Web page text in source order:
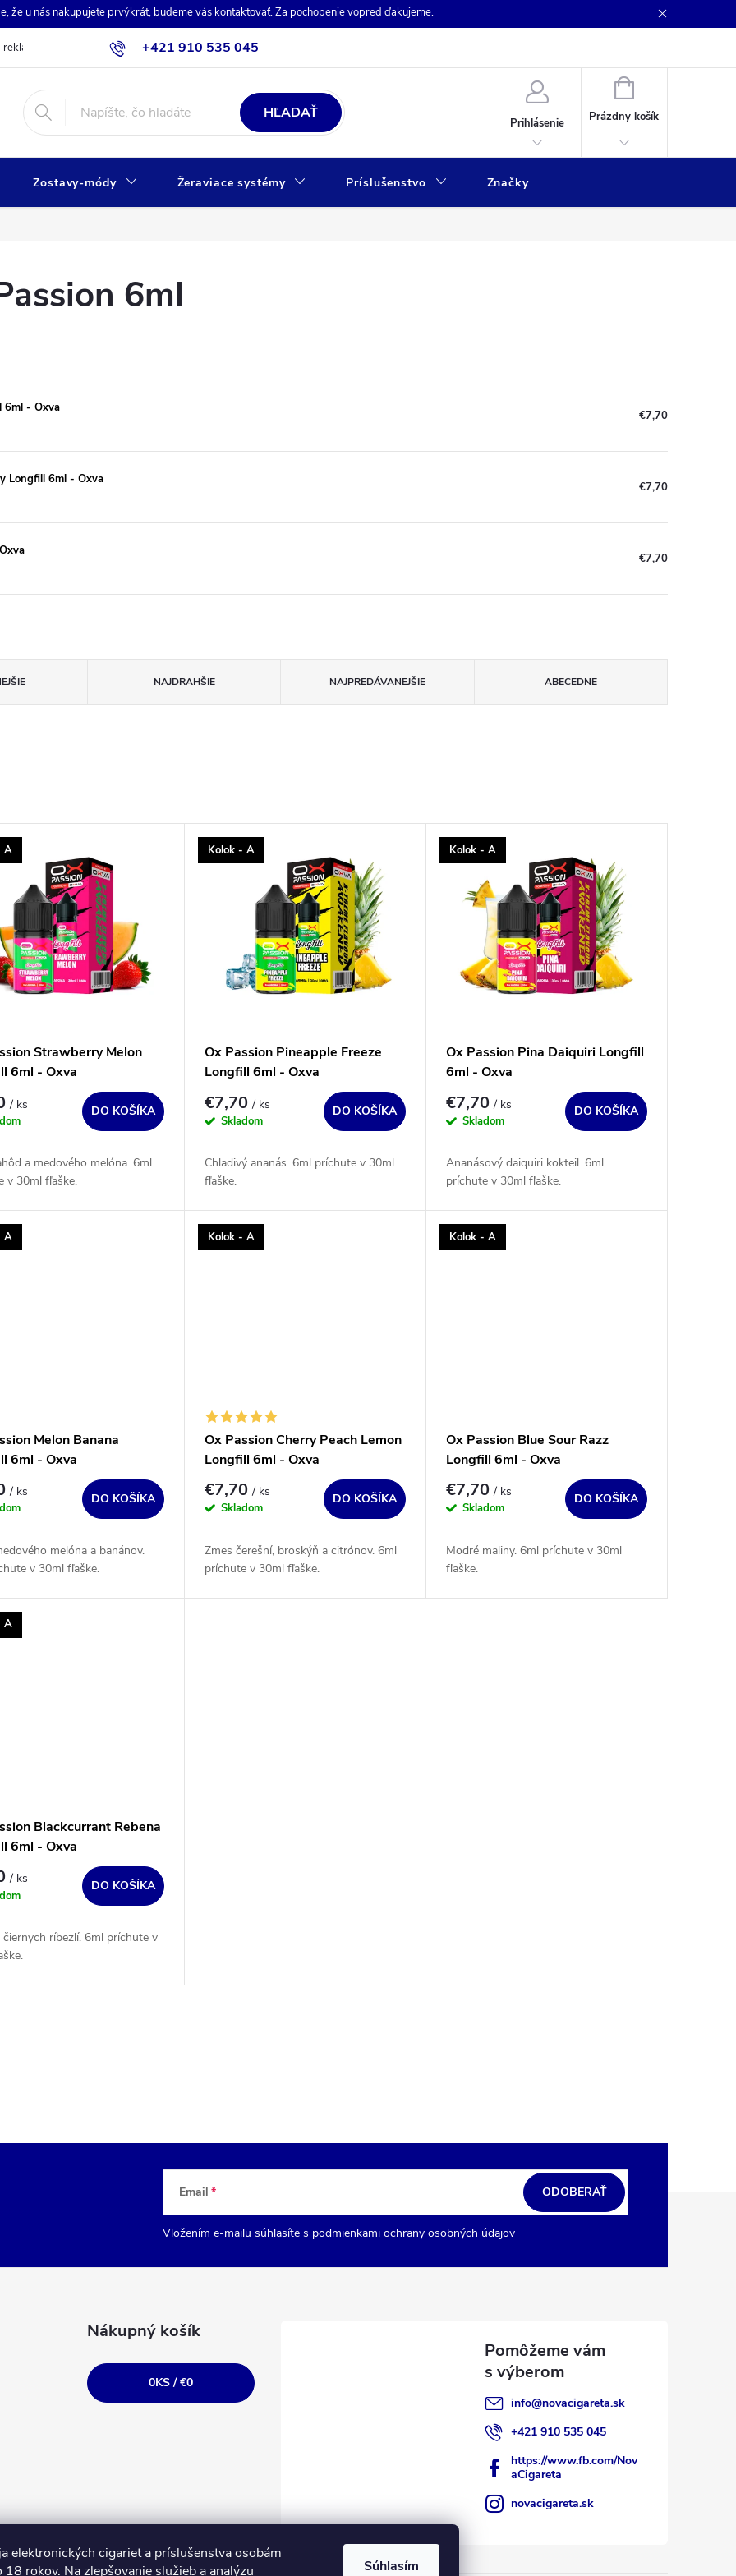
elektronických cigariet a príslušenstva osobám
18 rokov. Na zlepšovanie služieb a analýzu
Súhlasím
že u nás nakupujete prvýkrát, budeme vás kontaktovať. Za pochopenie vopred ďakujeme.
+421 910 535 045
Obchodné podmienky Ochrana osobných údajov
HĽADAŤ
Prihlásenie
NÁKUPNÝ
KOŠÍK
Prázdny košík
Zostavy-módy Žeraviace systémy Príslušenstvo Značky
6ml
6ml - Oxva
€7,70
Longfill 6ml - Oxva
€7,70
€7,70
NAJDRAHŠIE NAJPREDÁVANEJŠIE ABECEDNE
A
Strawberry Melon
6ml - Oxva
/ ks DO KOŠÍKA
a medového melóna. 6ml
v 30ml fľaške.
Kolok - A
Ox Passion Pineapple Freeze
Longfill 6ml - Oxva
€7,70/ ks
Skladom
DO KOŠÍKA
Chladivý ananás. 6ml príchute v 30ml
fľaške.
Kolok - A
Ox Passion Pina Daiquiri Longfill
6ml - Oxva
€7,70/ ks
Skladom
DO KOŠÍKA
Ananásový daiquiri kokteil. 6ml
príchute v 30ml fľaške.
A
Melon Banana
6ml - Oxva
/ ks DO KOŠÍKA
melóna a banánov.
v 30ml fľaške.
Kolok - A
Ox Passion Cherry Peach Lemon
Longfill 6ml - Oxva
€7,70/ ks
Skladom
DO KOŠÍKA
Zmes čerešní, broskýň a citrónov. 6ml
príchute v 30ml fľaške.
Kolok - A
Ox Passion Blue Sour Razz
Longfill 6ml - Oxva
€7,70/ ks
Skladom
DO KOŠÍKA
Modré maliny. 6ml príchute v 30ml
fľaške.
A
Blackcurrant Rebena
6ml - Oxva
/ ks DO KOŠÍKA
čiernych ríbezlí. 6ml príchute v
Email
Vložením e-mailu súhlasíte s podmienkami ochrany osobných údajov
ODOBERAŤ
Nákupný košík
0KS /€0
info@novacigareta.sk
+421 910 535 045
https://www.fb.com/Nov
aCigareta
novacigareta.sk